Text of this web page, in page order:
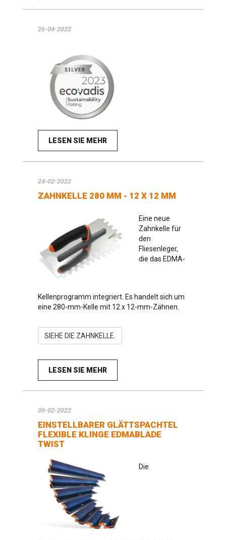
26-04-2022
LESEN SIE MEHR
24-02-2022
ZAHNKELLE 280 MM - 12 X 12 MM
Eine neue
Zahnkelle für
den
Fliesenleger,
die das EDMA-
Kellenprogramm integriert. Es handelt sich um
eine 280-mm-Kelle mit 12 x 12-mm-Zähnen.
SIEHE DIE ZAHNKELLE.
LESEN SIE MEHR
09-02-2022
EINSTELLBARER GLÄTTSPACHTEL
FLEXIBLE KLINGE EDMABLADE
TWIST
Die